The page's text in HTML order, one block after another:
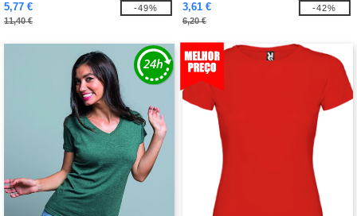
5,77 €
11,40 €
-49% 3,61 €
6,20 €
-42%